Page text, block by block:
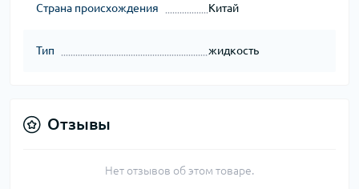
Страна происхождения Китай
Тип жидкость
Отзывы
Нет отзывов об этом товаре.